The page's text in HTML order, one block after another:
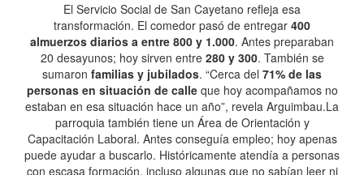
El Servicio Social de San Cayetano refleja esa
transformación. El comedor pasó de entregar 400
almuerzos diarios a entre 800 y 1.000. Antes preparaban
20 desayunos; hoy sirven entre 280 y 300. También se
sumaron familias y jubilados. “Cerca del 71% de las
personas en situación de calleque hoy acompañamos no
estaban en esa situación hace un año”, revela Arguimbau.La
parroquia también tiene un Área de Orientación y
Capacitación Laboral. Antes conseguía empleo; hoy apenas
puede ayudar a buscarlo. Históricamente atendía a personas
con escasa formación, incluso algunas que no sabían leer ni